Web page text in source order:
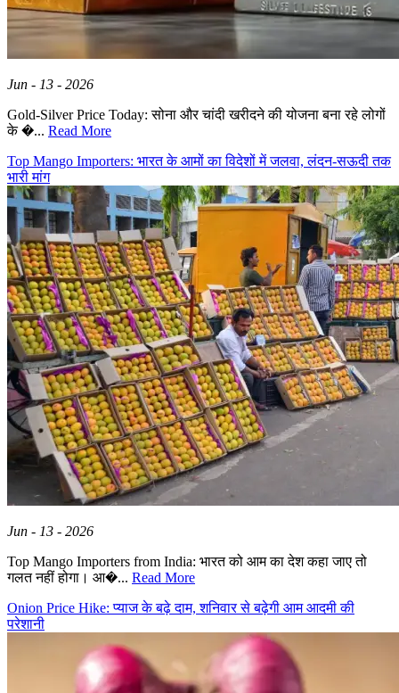
Jun - 13 - 2026
Gold-Silver Price Today: सोना और चांदी खरीदने की योजना बना रहे लोगों
के �... Read More
Top Mango Importers: भारत के आमों का विदेशों में जलवा, लंदन-सऊदी तक
भारी मांग
Jun - 13 - 2026
Top Mango Importers from India: भारत को आम का देश कहा जाए तो
गलत नहीं होगा। आ�... Read More
Onion Price Hike: प्याज के बढ़े दाम, शनिवार से बढ़ेगी आम आदमी की
परेशानी